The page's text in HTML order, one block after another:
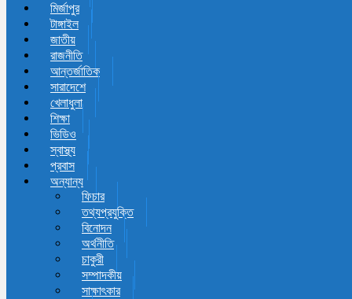
মির্জাপুর
টাঙ্গাইল
জাতীয়
রাজনীতি
আন্তর্জাতিক
সারাদেশে
খেলাধুলা
শিক্ষা
ভিডিও
স্বাস্থ্য
প্রবাস
অন্যান্য
ফিচার
তথ্যপ্রযুক্তি
বিনোদন
অর্থনীতি
চাকুরী
সম্পাদকীয়
সাক্ষাৎকার